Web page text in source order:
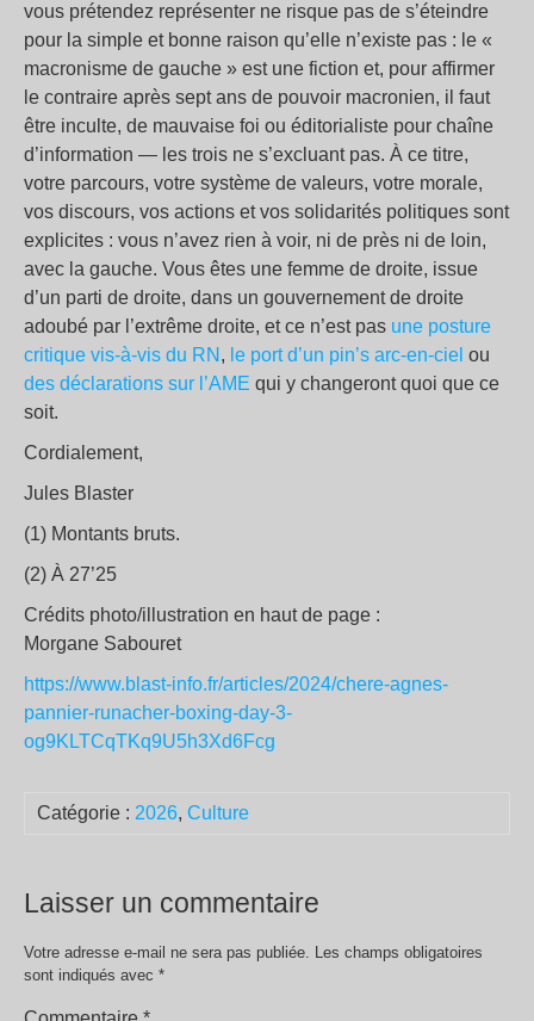
vous prétendez représenter ne risque pas de s’éteindre
pour la simple et bonne raison qu’elle n’existe pas : le «
macronisme de gauche » est une fiction et, pour affirmer
le contraire après sept ans de pouvoir macronien, il faut
être inculte, de mauvaise foi ou éditorialiste pour chaîne
d’information — les trois ne s’excluant pas. À ce titre,
votre parcours, votre système de valeurs, votre morale,
vos discours, vos actions et vos solidarités politiques sont
explicites : vous n’avez rien à voir, ni de près ni de loin,
avec la gauche. Vous êtes une femme de droite, issue
d’un parti de droite, dans un gouvernement de droite
adoubé par l’extrême droite, et ce n’est pas une posture
critique vis-à-vis du RN , le port d’un pin’s arc-en-ciel ou
des déclarations sur l’AME qui y changeront quoi que ce
soit.
Cordialement,
Jules Blaster
(1) Montants bruts.
(2) À 27’25
Crédits photo/illustration en haut de page :
Morgane Sabouret
https://www.blast-info.fr/articles/2024/chere-agnes-
pannier-runacher-boxing-day-3-
og9KLTCqTKq9U5h3Xd6Fcg
Catégorie : 2026, Culture
Laisser un commentaire
Votre adresse e-mail ne sera pas publiée. Les champs obligatoires
sont indiqués avec *